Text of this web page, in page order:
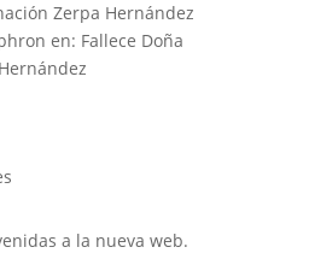
Zerpa Hernández
en: Fallece Doña
a la nueva web.